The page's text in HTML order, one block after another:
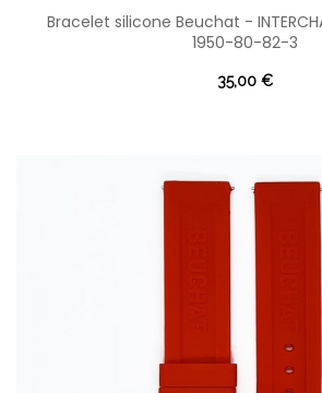
Bracelet silicone Beuchat -
1950-80-82-3
35,00 €